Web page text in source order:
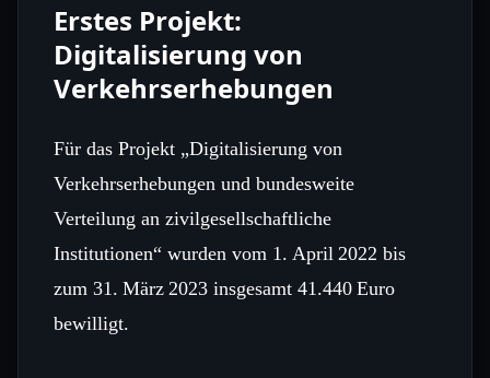
Erstes Projekt:
Digitalisierung von
Verkehrserhebungen
Für das Projekt „Digitalisierung von
Verkehrserhebungen und bundesweite
Verteilung an zivilgesellschaftliche
Institutionen“ wurden vom 1. April 2022 bis
zum 31. März 2023 insgesamt 41.440 Euro
bewilligt.